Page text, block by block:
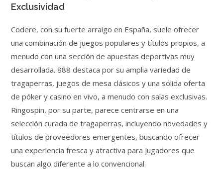
Exclusividad
Codere, con su fuerte arraigo en España, suele ofrecer
una combinación de juegos populares y títulos propios, a
menudo con una sección de apuestas deportivas muy
desarrollada. 888 destaca por su amplia variedad de
tragaperras, juegos de mesa clásicos y una sólida oferta
de póker y casino en vivo, a menudo con salas exclusivas.
Ringospin, por su parte, parece centrarse en una
selección curada de tragaperras, incluyendo novedades y
títulos de proveedores emergentes, buscando ofrecer
una experiencia fresca y atractiva para jugadores que
buscan algo diferente a lo convencional.